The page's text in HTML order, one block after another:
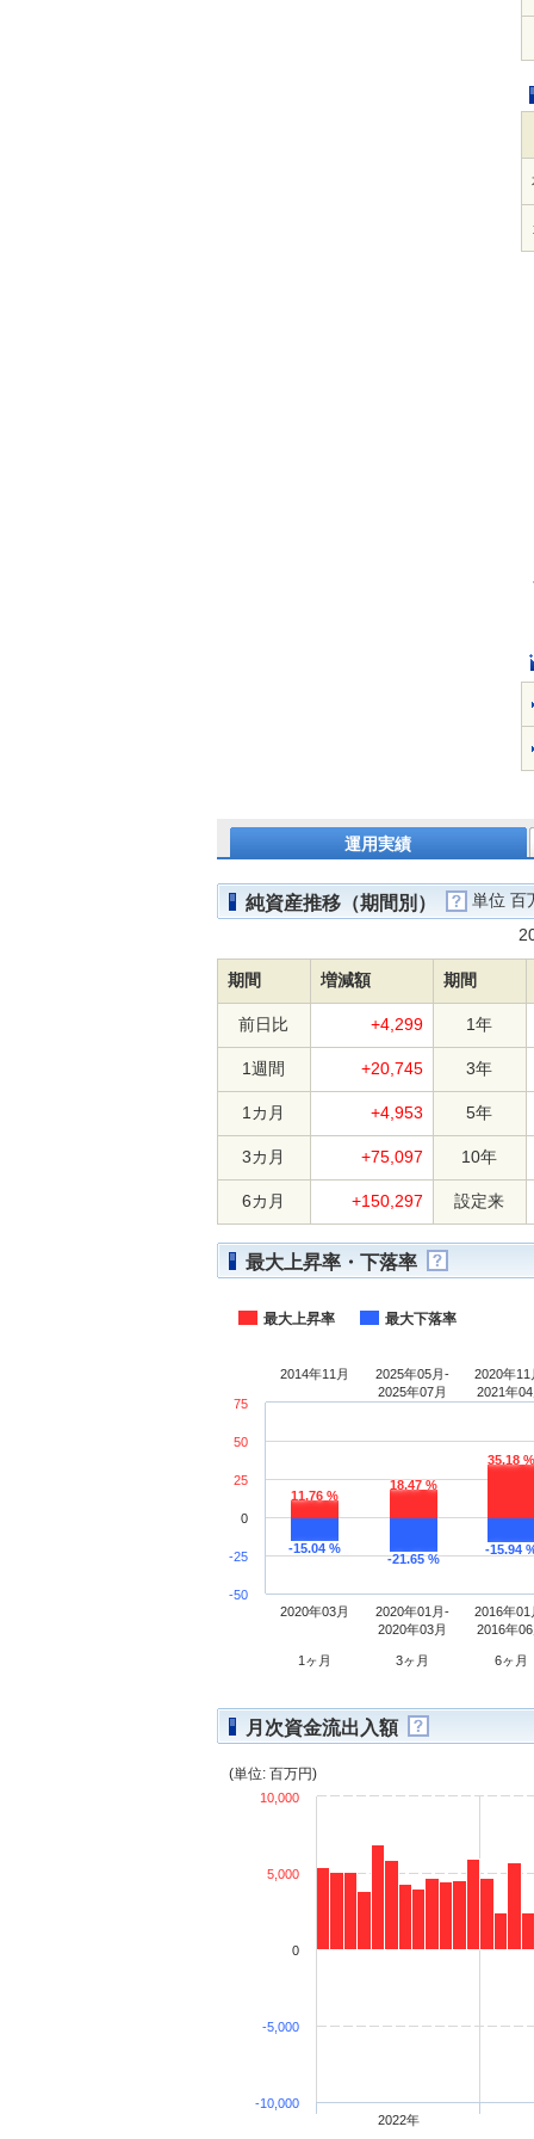
運用実績
純資産推移（期間別）
単位 百
期間 増減額 期間
前日比 +4,299 1年
1週間 +20,745 3年
1カ月 +4,953 5年
3カ月 +75,097 10年
6カ月 +150,297 設定来
最大上昇率・下落率
11.76 %
18.47 %
35.18 %
-15.04 %
-21.65 %
-15.94
最大上昇率 最大下落率
2014年11月
2025年05月-
2025年07月
2020年11
2021年04
2020年03月
2020年01月-
2020年03月
2016年01
2016年06
1ヶ月 3ヶ月 6ヶ月
-50
-25
0
25
50
75
月次資金流出入額
(単位: 百万円)
2022年
-10,000
-5,000
0
5,000
10,000